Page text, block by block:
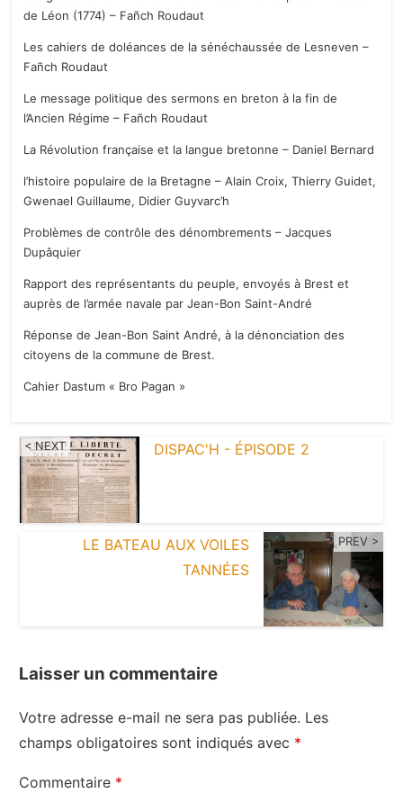
de Léon (1774) – Fañch Roudaut
Les cahiers de doléances de la sénéchaussée de Lesneven –
Fañch Roudaut
Le message politique des sermons en breton à la fin de
l’Ancien Régime – Fañch Roudaut
La Révolution française et la langue bretonne – Daniel Bernard
l’histoire populaire de la Bretagne – Alain Croix, Thierry Guidet,
Gwenael Guillaume, Didier Guyvarc’h
Problèmes de contrôle des dénombrements – Jacques
Dupâquier
Rapport des représentants du peuple, envoyés à Brest et
auprès de l’armée navale par Jean-Bon Saint-André
Réponse de Jean-Bon Saint André, à la dénonciation des
citoyens de la commune de Brest.
Cahier Dastum « Bro Pagan »
< NEXT DISPAC'H - ÉPISODE 2
PREV >
LE BATEAU AUX VOILES
TANNÉES
Laisser un commentaire
Votre adresse e-mail ne sera pas publiée. Les
champs obligatoires sont indiqués avec *
Commentaire *